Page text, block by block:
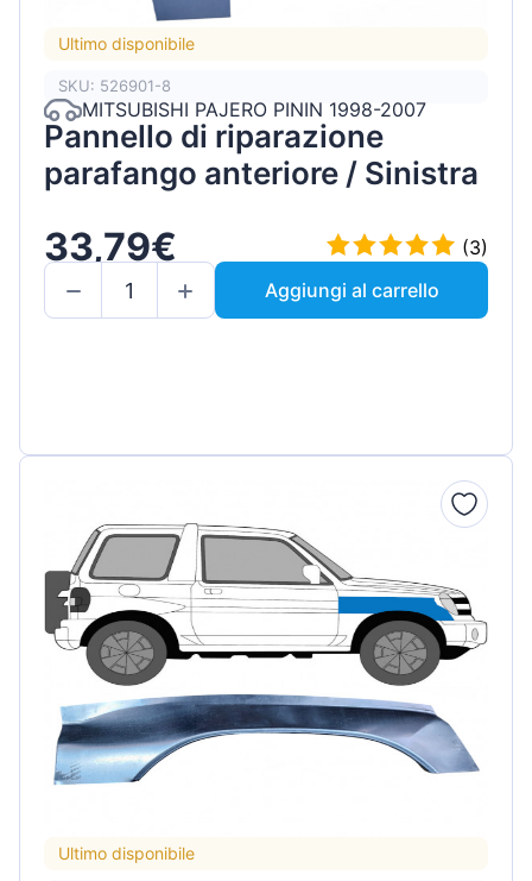
Ultimo disponibile
SKU: 526901-8
MITSUBISHI PAJERO PININ 1998-2007
Pannello di riparazione
parafango anteriore / Sinistra
33,79€
(3)
Aggiungi al carrello
Ultimo disponibile